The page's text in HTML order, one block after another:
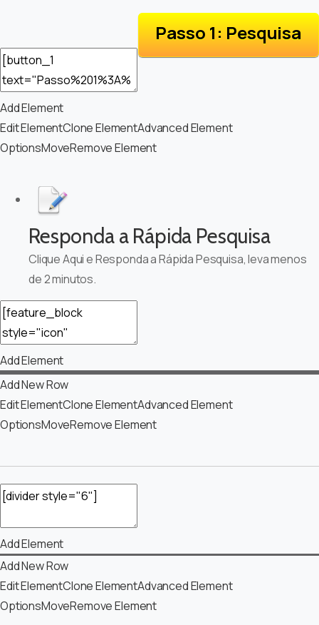
Passo 1: Pesquisa
Add Element
Edit ElementClone ElementAdvanced Element
OptionsMoveRemove Element
Responda a Rápida Pesquisa
Clique Aqui e Responda a Rápida Pesquisa, leva menos
de 2 minutos.
Add Element
Add New Row
Edit ElementClone ElementAdvanced Element
OptionsMoveRemove Element
Add Element
Add New Row
Edit ElementClone ElementAdvanced Element
OptionsMoveRemove Element